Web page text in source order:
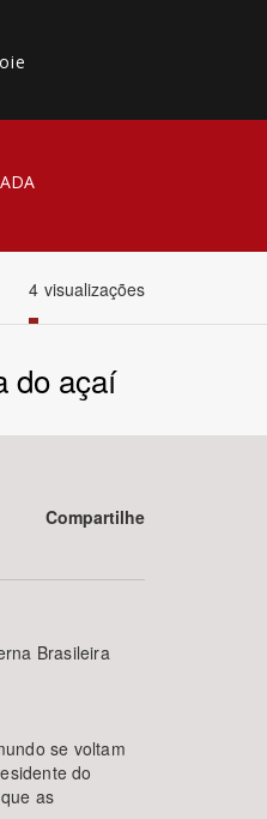
BUSCAR
4 visualizações
do açaí
Compartilhe
Brasileira
se voltam
do
as